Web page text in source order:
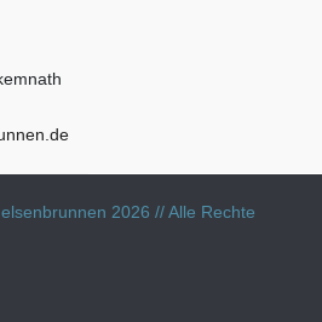
2026 // Alle Rechte